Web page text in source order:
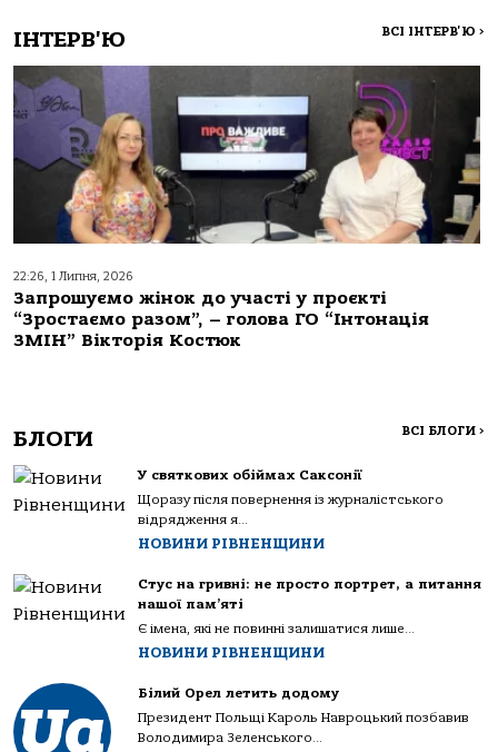
ІНТЕРВ'Ю ВСІ ІНТЕРВ'Ю >
22:26, 1 Липня, 2026
Запрошуємо жінок до участі у проєкті
“Зростаємо разом”, – голова ГО “Інтонація
ЗМІН” Вікторія Костюк
БЛОГИ ВСІ БЛОГИ >
У святкових обіймах Саксонії
Щоразу після повернення із журналістського
відрядження я...
НОВИНИ РІВНЕНЩИНИ
Стус на гривні: не просто портрет, а питання
нашої пам’яті
Є імена, які не повинні залишатися лише...
НОВИНИ РІВНЕНЩИНИ
Білий Орел летить додому
Президент Польщі Кароль Навроцький позбавив
Володимира Зеленського...